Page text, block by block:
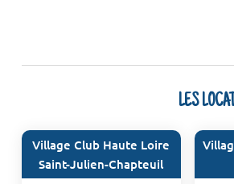
LES
Village Club Haute Loire
Saint-Julien-Chapteuil